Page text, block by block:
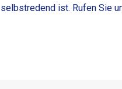
selbstredend ist. Rufen Sie